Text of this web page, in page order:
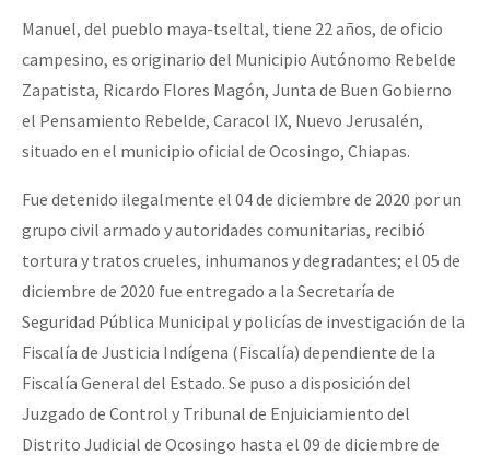
la naturaleza bajo asedio)
Libros para descargar
Medios Libres
COVID-19
Eventos
Contacto
Manuel, del pueblo maya-tseltal, tiene 22 años, de oficio
campesino, es originario del Municipio Autónomo Rebelde
Zapatista, Ricardo Flores Magón, Junta de Buen Gobierno
el Pensamiento Rebelde, Caracol IX, Nuevo Jerusalén,
situado en el municipio oficial de Ocosingo, Chiapas.
Fue detenido ilegalmente el 04 de diciembre de 2020 por un
grupo civil armado y autoridades comunitarias, recibió
tortura y tratos crueles, inhumanos y degradantes; el 05 de
diciembre de 2020 fue entregado a la Secretaría de
Seguridad Pública Municipal y policías de investigación de la
Fiscalía de Justicia Indígena (Fiscalía) dependiente de la
Fiscalía General del Estado. Se puso a disposición del
Juzgado de Control y Tribunal de Enjuiciamiento del
Distrito Judicial de Ocosingo hasta el 09 de diciembre de